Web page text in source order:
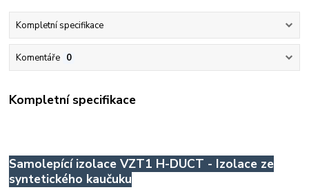
Kompletní specifikace
Komentáře 0
Kompletní specifikace
Samolepící izolace VZT1 H-DUCT - Izolace ze
syntetického kaučuku